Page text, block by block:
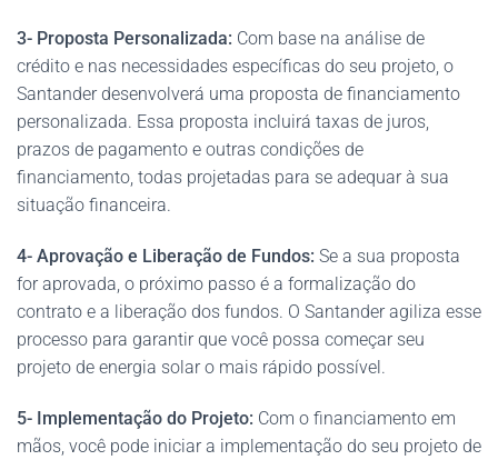
3- Proposta Personalizada: Com base na análise de
crédito e nas necessidades específicas do seu projeto, o
Santander desenvolverá uma proposta de financiamento
personalizada. Essa proposta incluirá taxas de juros,
prazos de pagamento e outras condições de
financiamento, todas projetadas para se adequar à sua
situação financeira.
4- Aprovação e Liberação de Fundos: Se a sua proposta
for aprovada, o próximo passo é a formalização do
contrato e a liberação dos fundos. O Santander agiliza esse
processo para garantir que você possa começar seu
projeto de energia solar o mais rápido possível.
5- Implementação do Projeto: Com o financiamento em
mãos, você pode iniciar a implementação do seu projeto de